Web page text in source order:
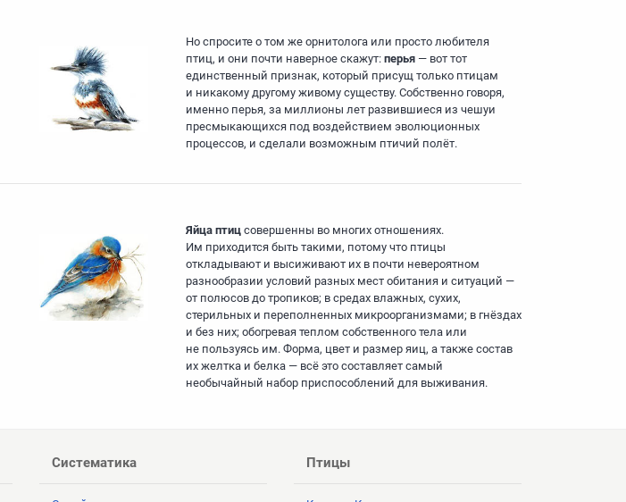
Но спросите о том же орнитолога или просто любителя
птиц, и они почти наверное скажут: перья — вот тот
единственный признак, который присущ только птицам
и никакому другому живому существу. Собственно говоря,
именно перья, за миллионы лет развившиеся из чешуи
пресмыкающихся под воздействием эволюционных
процессов, и сделали возможным птичий полёт.
Яйца птиц совершенны во многих отношениях.
Им приходится быть такими, потому что птицы
откладывают и высиживают их в почти невероятном
разнообразии условий разных мест обитания и ситуаций —
от полюсов до тропиков; в средах влажных, сухих,
стерильных и переполненных микроорганизмами; в гнёздах
и без них; обогревая теплом собственного тела или
не пользуясь им. Форма, цвет и размер яиц, а также состав
их желтка и белка — всё это составляет самый
необычайный набор приспособлений для выживания.
Систематика Птицы